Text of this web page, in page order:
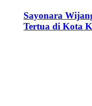
Sayonara
Tertua di Kota